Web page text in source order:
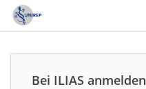
Erforderliche Angabe
Bei ILIAS anmelden